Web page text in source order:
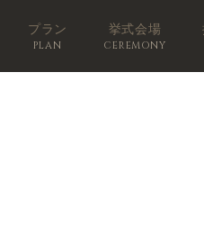
プラン
PLAN
挙式会場
CEREMONY